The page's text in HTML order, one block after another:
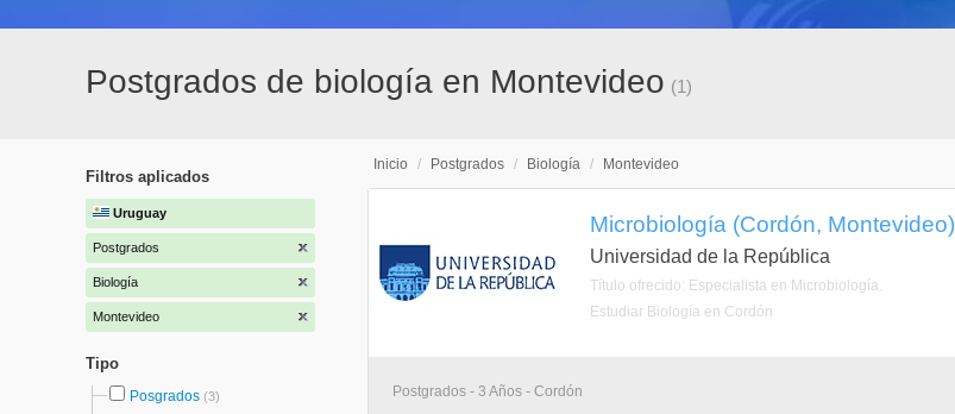
Postgrados de biología en Montevideo (1)
Filtros aplicados
Uruguay
Postgrados
Biología
Montevideo
Tipo
Posgrados (3)
Inicio / Postgrados / Biología / Montevideo
Microbiología (Cordón, Montevideo)
Universidad de la República
Título ofrecido: Especialista en Microbiología.
Estudiar Biología en Cordón
Postgrados - 3 Años - Cordón